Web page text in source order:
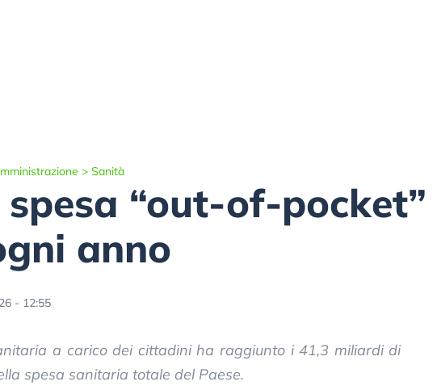
> Sanità
spesa “out-of-
anno
- 12:55
a carico dei cittadini ha raggiunto i 41,3 miliardi di
spesa sanitaria totale del Paese.